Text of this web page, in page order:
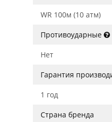
WR 100м (10 атм)
Противоударные
Нет
Гарантия
1 год
Страна бренда